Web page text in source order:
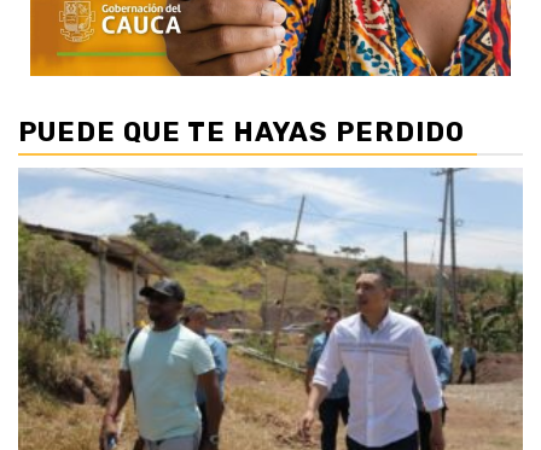
PUEDE QUE TE HAYAS PERDIDO